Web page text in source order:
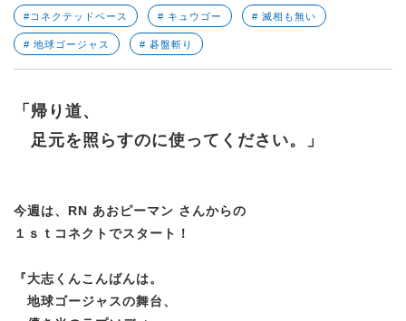
#コネクテッドベース # キュウゴー # 滅相も無い
# 地球ゴージャス # 碁盤斬り
「帰り道、
足元を照らすのに使ってください。」
今週は、RN あおピーマン さんからの
１ｓｔコネクトでスタート！
『大志くんこんばんは。
地球ゴージャスの舞台、